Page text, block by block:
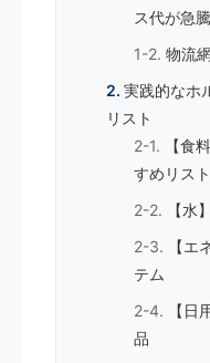
ス代が急騰
物流
実践的なホ
リスト
【食
すめリスト
【水
【
テム
【
品